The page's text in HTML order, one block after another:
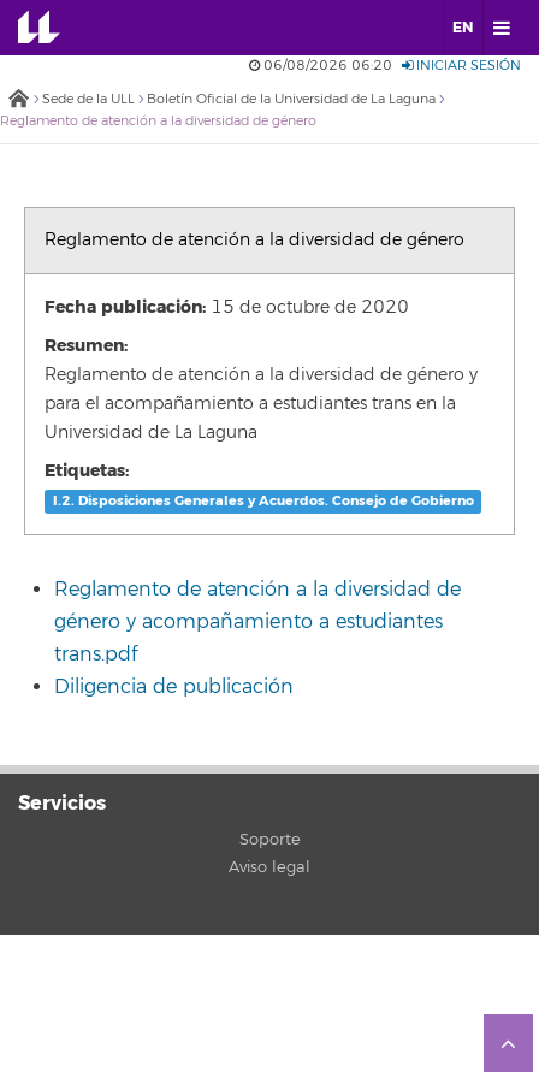
EN
06/08/2026 06:20 INICIAR SESIÓN
Sede de la ULL
Boletín Oficial de la Universidad de La Laguna
Reglamento de atención a la diversidad de género
Reglamento de atención a la diversidad de género
Fecha publicación: 15 de octubre de 2020
Resumen:
Reglamento de atención a la diversidad de género y
para el acompañamiento a estudiantes trans en la
Universidad de La Laguna
Etiquetas:
I.2. Disposiciones Generales y Acuerdos. Consejo de Gobierno
Reglamento de atención a la diversidad de
género y acompañamiento a estudiantes
trans.pdf
Diligencia de publicación
Servicios
Soporte
Aviso legal